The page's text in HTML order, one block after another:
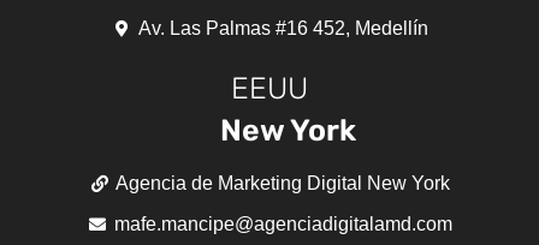
Av. Las Palmas #16 452, Medellín
EEUU
New York
Agencia de Marketing Digital New York
mafe.mancipe@agenciadigitalamd.com